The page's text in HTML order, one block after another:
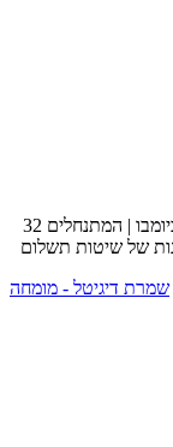
כל הזכויות שמורות לחברת ביומבו | המתנחלים 32
שמרת דיגיטל - מומחה